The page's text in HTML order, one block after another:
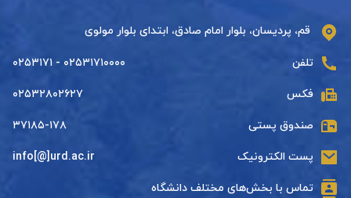
قم، پردیسان، بلوار امام صادق، ابتدای بلوار مولوی
تلفن ۰۲۵۳۱۷۱۰۰۰۰ - ۰۲۵۳۱۷۱
فکس ۰۲۵۳۲۸۰۲۶۲۷
صندوق پستی ۳۷۱۸۵-۱۷۸
پست الکترونیک info[@]urd.ac.ir
تماس با بخش‌های مختلف دانشگاه